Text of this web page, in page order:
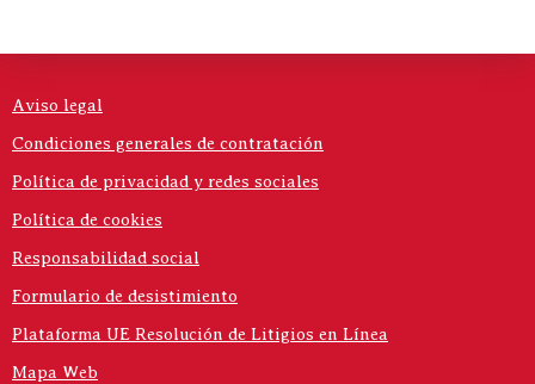
Aviso legal
Condiciones generales de contratación
Política de privacidad y redes sociales
Política de cookies
Responsabilidad social
Formulario de desistimiento
Plataforma UE Resolución de Litigios en Línea
Mapa Web